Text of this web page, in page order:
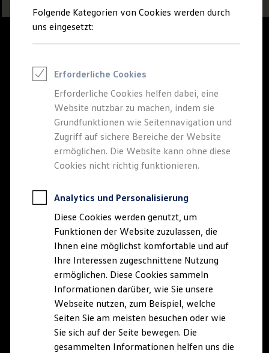
Folgende Kategorien von Cookies werden durch
uns eingesetzt:
Erforderliche Cookies
Erforderliche Cookies helfen dabei, eine
Website nutzbar zu machen, indem sie
Grundfunktionen wie Seitennavigation und
Zugriff auf sichere Bereiche der Website
ermöglichen. Die Website kann ohne diese
Cookies nicht richtig funktionieren.
Analytics und Personalisierung
Diese Cookies werden genutzt, um
Funktionen der Website zuzulassen, die
Ihnen eine möglichst komfortable und auf
Ihre Interessen zugeschnittene Nutzung
ermöglichen. Diese Cookies sammeln
Informationen darüber, wie Sie unsere
Webseite nutzen, zum Beispiel, welche
Seiten Sie am meisten besuchen oder wie
Sie sich auf der Seite bewegen. Die
gesammelten Informationen helfen uns die
Volkswagen
Aufregende Lizenzprodukte warten auf Sie – z.
B. von Playmobil®
Mehr zu Playmobil® bei Volkswagen